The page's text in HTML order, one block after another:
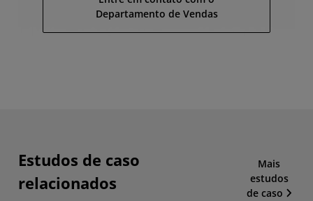
Departamento de Vendas
Estudos de caso
relacionados
Mais
estudos
de caso